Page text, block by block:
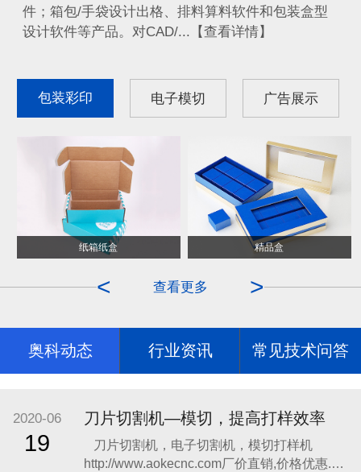
件；箱包/手袋设计出格、排料算料软件和包装盒型
设计软件等产品。对CAD/...【查看详情】
包装彩印 电子模切 广告展示
纸箱纸盒 精品盒
>
查看更多
<
ITO膜 OCA
奥科动态 行业资讯 常见技术问答
2020-06
19
刀片切割机—模切，提高打样效率
​​刀片切割机，电子切割机，模切打样机
http://www.aokecnc.com​厂价直销,价格优惠.奥